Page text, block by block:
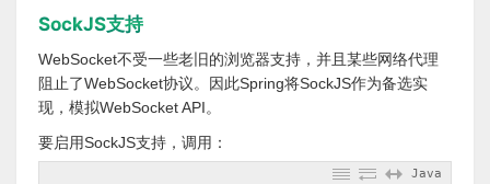
SockJS支持
WebSocket不受一些老旧的浏览器支持，并且某些网络代理
阻止了WebSocket协议。因此Spring将SockJS作为备选实
现，模拟WebSocket API。
要启用SockJS支持，调用：
Java